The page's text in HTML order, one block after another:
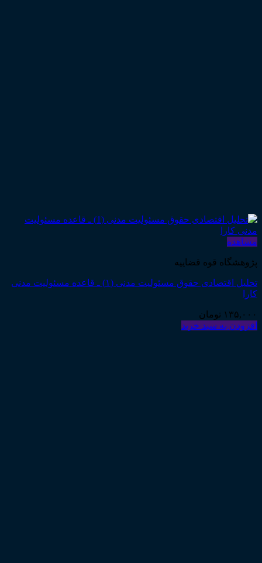
مشاهده
پژوهشگاه قوه قضاییه
تحلیل اقتصادی حقوق مسئولیت مدنی (۱) ـ قاعده مسئولیت مدنی
کارا
۱۳۵,۰۰۰ تومان
افزودن به سبد خرید